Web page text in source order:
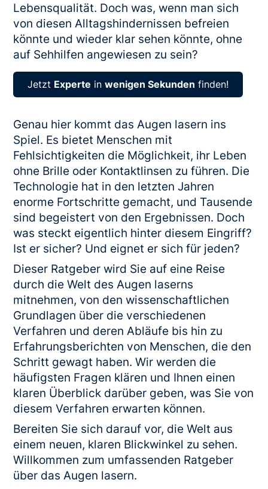
Lebensqualität. Doch was, wenn man sich
von diesen Alltagshindernissen befreien
könnte und wieder klar sehen könnte, ohne
auf Sehhilfen angewiesen zu sein?
Jetzt Experte inwenigen Sekunden finden!
Genau hier kommt das Augen lasern ins
Spiel. Es bietet Menschen mit
Fehlsichtigkeiten die Möglichkeit, ihr Leben
ohne Brille oder Kontaktlinsen zu führen. Die
Technologie hat in den letzten Jahren
enorme Fortschritte gemacht, und Tausende
sind begeistert von den Ergebnissen. Doch
was steckt eigentlich hinter diesem Eingriff?
Ist er sicher? Und eignet er sich für jeden?
Dieser Ratgeber wird Sie auf eine Reise
durch die Welt des Augen laserns
mitnehmen, von den wissenschaftlichen
Grundlagen über die verschiedenen
Verfahren und deren Abläufe bis hin zu
Erfahrungsberichten von Menschen, die den
Schritt gewagt haben. Wir werden die
häufigsten Fragen klären und Ihnen einen
klaren Überblick darüber geben, was Sie von
diesem Verfahren erwarten können.
Bereiten Sie sich darauf vor, die Welt aus
einem neuen, klaren Blickwinkel zu sehen.
Willkommen zum umfassenden Ratgeber
über das Augen lasern.